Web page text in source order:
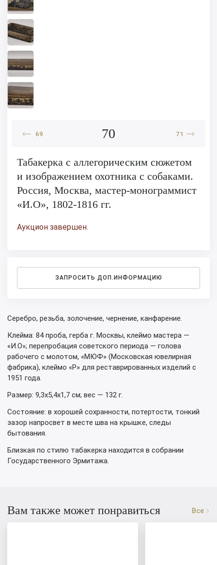
69 70 71
Табакерка с аллегорическим сюжетом
и изображением охотника с собаками.
Россия, Москва, мастер-монограммист
«И.О», 1802-1816 гг.
Аукцион завершен.
ЗАПРОСИТЬ ДОП.ИНФОРМАЦИЮ
Серебро, резьба, золочение, чернение, канфарение.
Клейма: 84 проба, герба г. Москвы, клеймо мастера —
«И.О»; перепробация советского периода — голова
рабочего с молотом, «МЮФ» (Московская ювелирная
фабрика), клеймо «Р» для реставрированных изделий с
1951 года.
Размер: 9,3х5,4х1,7 см; вес — 132 г.
Состояние: в хорошей сохранности, потертости, тонкий
зазор напросвет в месте шва на крышке, следы
бытования.
Близкая по стилю табакерка находится в собрании
Государственного Эрмитажа.
Вам также может понравиться Все